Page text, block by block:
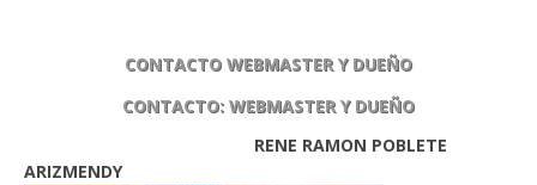
CONTACTO WEBMASTER Y DUEÑO
CONTACTO: WEBMASTER Y DUEÑO
RENE RAMON POBLETE
ARIZMENDY